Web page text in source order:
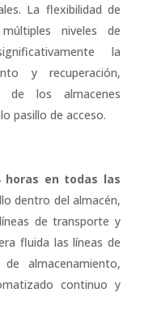
La flexibilidad de
niveles de
la
y recuperación,
de los almacenes
pasillo de acceso.
horas en todas las
dentro del almacén,
de transporte y
fluida las líneas de
almacenamiento,
continuo y